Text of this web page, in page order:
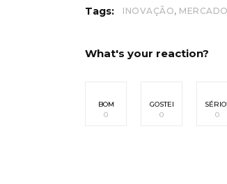
Tags: INOVAÇÃO, MERCADO
What's your reaction?
BOM
0
GOSTEI
0
0